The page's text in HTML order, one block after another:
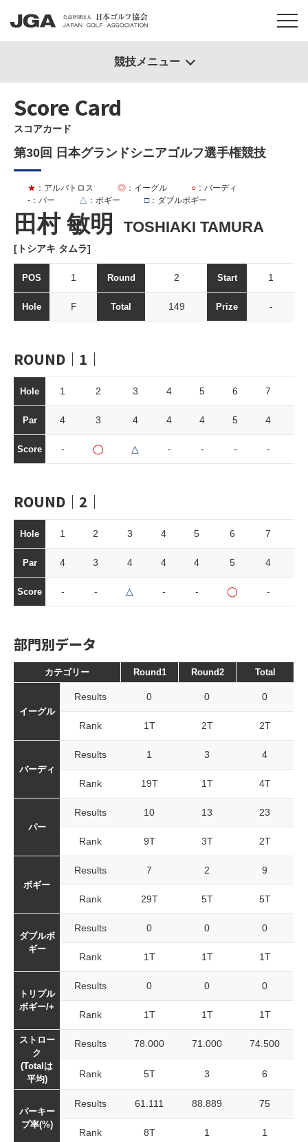
Score Card
スコアカード
第30回 日本グランドシニアゴルフ選手権競技
田村 敏明 TOSHIAKI TAMURA
[トシアキ タムラ]
★ ：アルバトロス ◎ ：イーグル ○ ：バーディ
- ：パー △ ：ボギー □：ダブルボギー
POS 1 Round 2 Start 1
Hole F Total 149 Prize -
ROUND｜1｜
Hole 1 2 3 4 5 6 7
Par 4 3 4 4 4 5 4
Score - ◯ △ - - - -
ROUND｜2｜
Hole 1 2 3 4 5 6 7
Par 4 3 4 4 4 5 4
Score - - △ - - ◯ -
部門別データ
カテゴリー Round1 Round2 Total
イーグル
Results 0 0 0
Rank 1T 2T 2T
バーディ
Results 1 3 4
Rank 19T 1T 4T
パー
Results 10 13 23
Rank 9T 3T 2T
ボギー
Results 7 2 9
Rank 29T 5T 5T
ダブルボ
ギー
Results 0 0 0
Rank 1T 1T 1T
トリプル
ボギー/+
Results 0 0 0
Rank 1T 1T 1T
ストロー
ク
(Totalは
平均)
Results 78.000 71.000 74.500
Rank 5T 3 6
パーキー
プ率(%)
Results 61.111 88.889 75
Rank 8T 1 1
競技メニュー